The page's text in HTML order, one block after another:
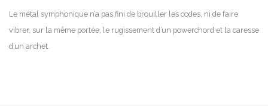
Le métal symphonique n’a pas fini de brouiller les codes, ni de faire
vibrer, sur la même portée, le rugissement d’un powerchord et la caresse
d’un archet.